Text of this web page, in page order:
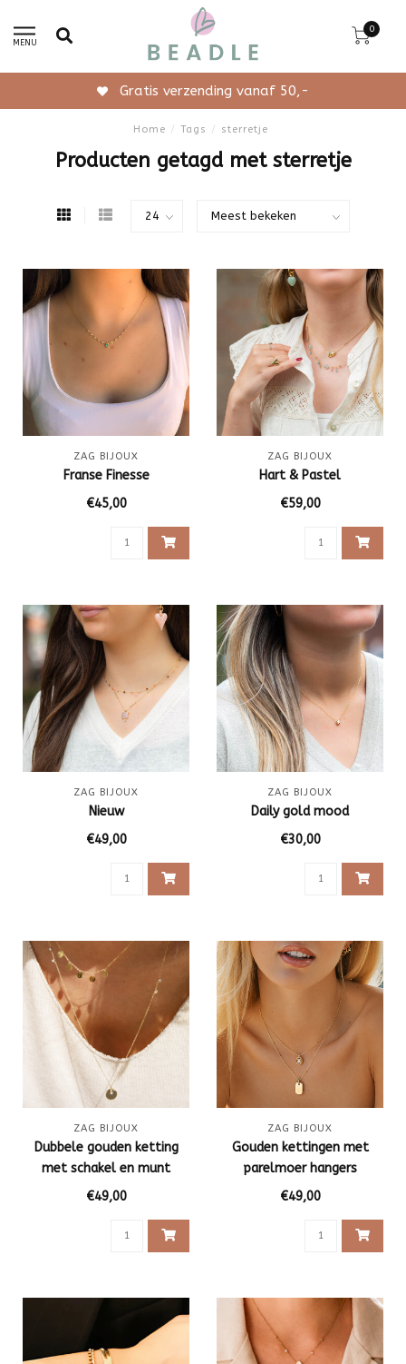
MENU
0
Gratis verzending vanaf 50,-
Home / Tags / sterretje
Producten getagd met sterretje
ZAG BIJOUX
Franse Finesse
€45,00
ZAG BIJOUX
Hart & Pastel
€59,00
ZAG BIJOUX
Nieuw
€49,00
ZAG BIJOUX
Daily gold mood
€30,00
ZAG BIJOUX
Dubbele gouden ketting
met schakel en munt
€49,00
ZAG BIJOUX
Gouden kettingen met
parelmoer hangers
€49,00